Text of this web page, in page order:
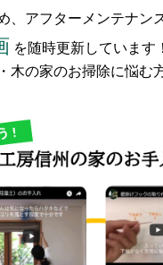
、アフターメンテナン
を随時更新しています！
木の家のお掃除に悩む